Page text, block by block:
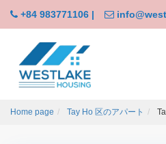
+84 983771106 |
Home page Tay Ho 区のアパート